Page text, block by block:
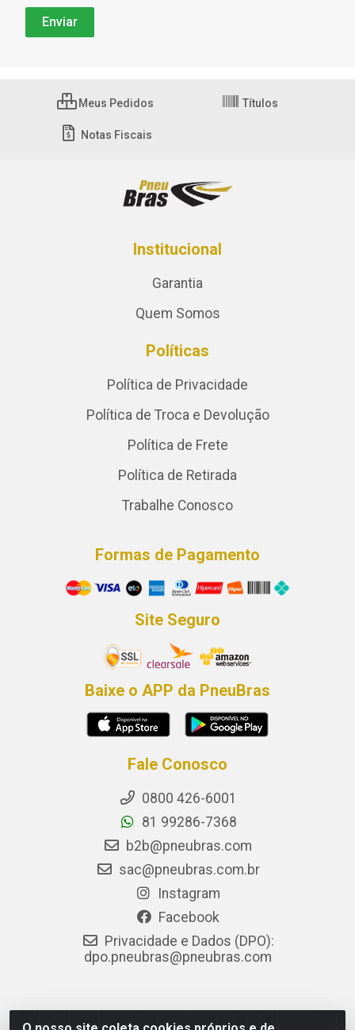
Meus Pedidos Títulos
Notas Fiscais
Institucional
Garantia
Quem Somos
Políticas
Política de Privacidade
Política de Troca e Devolução
Política de Frete
Política de Retirada
Trabalhe Conosco
Formas de Pagamento
Site Seguro
Baixe o APP da PneuBras
Fale Conosco
0800 426-6001
81 99286-7368
b2b@pneubras.com
sac@pneubras.com.br
Instagram
Facebook
Privacidade e Dados (DPO):
dpo.pneubras@pneubras.com
PneuBras - Rodovia BR-101, KM 82 - Prazeres,